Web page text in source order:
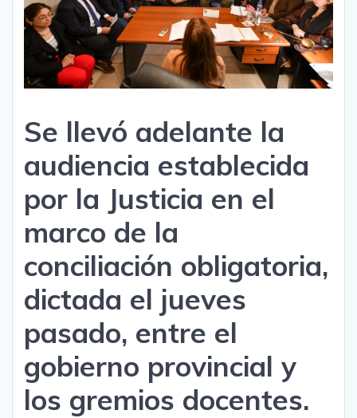
Se llevó adelante la
audiencia establecida
por la Justicia en el
marco de la
conciliación obligatoria,
dictada el jueves
pasado, entre el
gobierno provincial y
los gremios docentes.